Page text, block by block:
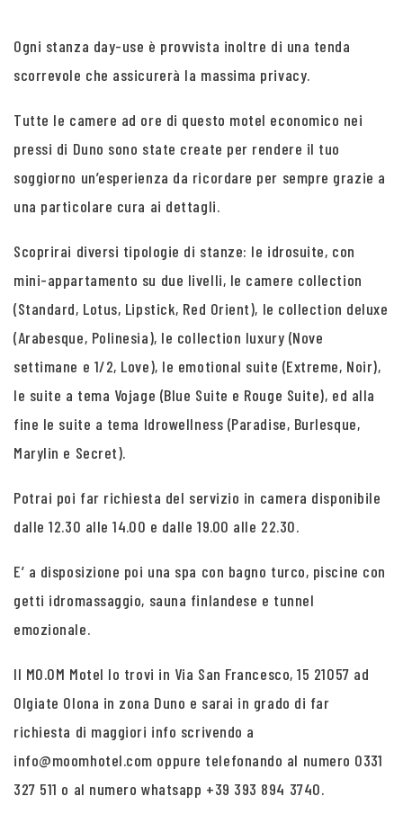
Ogni stanza day-use è provvista inoltre di una tenda
scorrevole che assicurerà la massima privacy.
Tutte le camere ad ore di questo motel economico nei
pressi di Duno sono state create per rendere il tuo
soggiorno un’esperienza da ricordare per sempre grazie a
una particolare cura ai dettagli.
Scoprirai diversi tipologie di stanze: le idrosuite, con
mini-appartamento su due livelli, le camere collection
(Standard, Lotus, Lipstick, Red Orient), le collection deluxe
(Arabesque, Polinesia), le collection luxury (Nove
settimane e 1/2, Love), le emotional suite (Extreme, Noir),
le suite a tema Vojage (Blue Suite e Rouge Suite), ed alla
fine le suite a tema Idrowellness (Paradise, Burlesque,
Marylin e Secret).
Potrai poi far richiesta del servizio in camera disponibile
dalle 12.30 alle 14.00 e dalle 19.00 alle 22.30.
E’ a disposizione poi una spa con bagno turco, piscine con
getti idromassaggio, sauna finlandese e tunnel
emozionale.
Il MO.OM Motel lo trovi in Via San Francesco, 15 21057 ad
Olgiate Olona in zona Duno e sarai in grado di far
richiesta di maggiori info scrivendo a
info@moomhotel.com oppure telefonando al numero 0331
327 511 o al numero whatsapp +39 393 894 3740.